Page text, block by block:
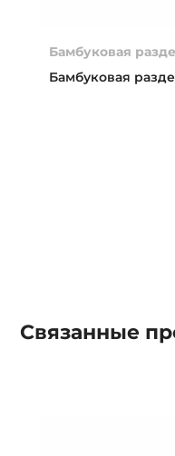
Бамбуковая
Бамбуковая
Связанные